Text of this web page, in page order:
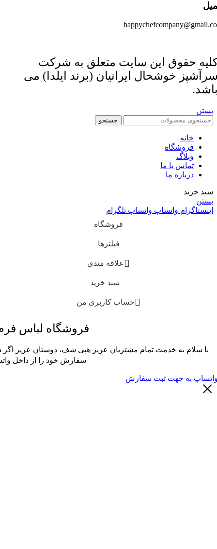
حقوق این سایت متعلق به شرکت
خوشحال ایرانیان (برند ایلدا) می
بستن
جستجو
خانه
فروشگاه
وبلاگ
تماس با ما
درباره ما
سبد خرید
بستن
اینستاگرام واتساپ واتساپ تلگرام
فروشگاه
فیلترها
علاقه مندی
سبد خرید
حساب کاربری من
فروشگاه لباس
با سلام به خدمت تمام مشتریان عزیز هپی شف، دوستان عزیز اگر
سفارش خود را از داخل
به جهت ثبت سفارش